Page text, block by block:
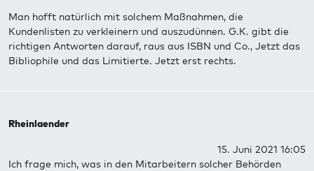
Man hofft natürlich mit solchem Maßnahmen, die
Kundenlisten zu verkleinern und auszudünnen. G.K. gibt die
richtigen Antworten darauf, raus aus ISBN und Co., Jetzt das
Bibliophile und das Limitierte. Jetzt erst rechts.
Rheinlaender
15. Juni 2021 16:05
Ich frage mich, was in den Mitarbeitern solcher Behörden